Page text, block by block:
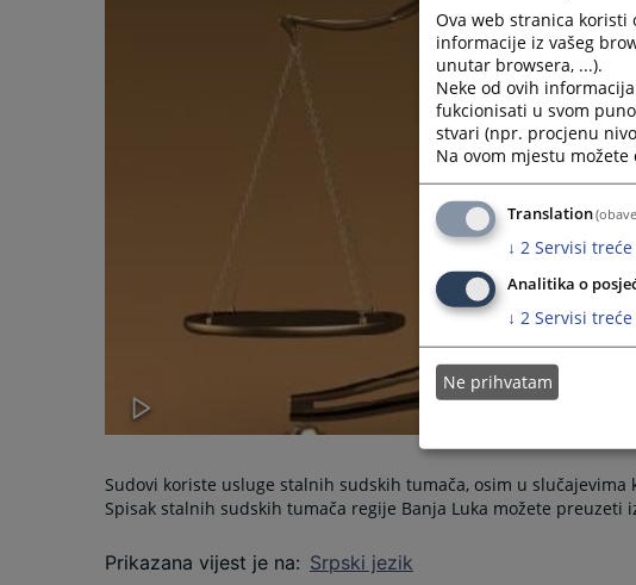
Sudovi koriste usluge stalnih sudskih tumača, osim u
Spisak stalnih sudskih tumača regije Banja Luka možete preuzeti
Prikazana vijest je na: Srpski jezik
Ova web stranica
informacije iz vašeg
unutar browsera, ...).
Neke od ovih
fukcionisati u svom
stvari (npr. procjenu
Na ovom mjestu
Translation
↓ 2 Servisi
Analitika o
↓ 2 Servisi
Ne prihvatam